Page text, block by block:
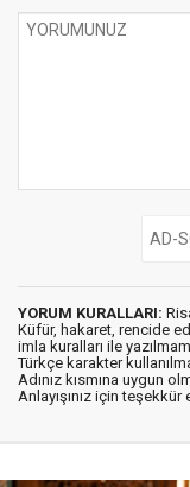
YORUM KURALLARI:
Küfür, hakaret, rencide
imla kuralları ile
Türkçe karakter
Adınız kısmına uygun
Anlayışınız için teşekkür